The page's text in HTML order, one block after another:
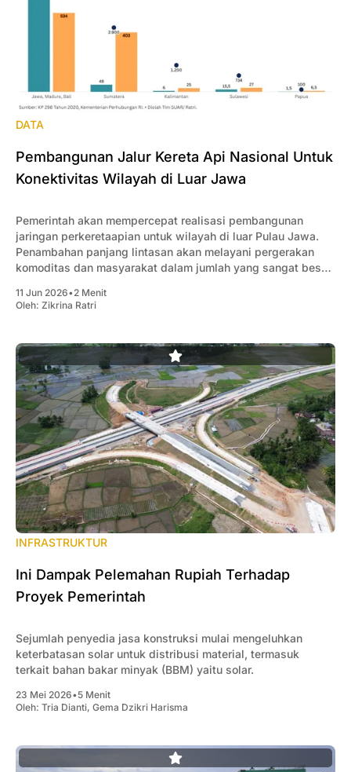
DATA
Pembangunan Jalur Kereta Api Nasional Untuk
Konektivitas Wilayah di Luar Jawa
Pemerintah akan mempercepat realisasi pembangunan
jaringan perkeretaapian untuk wilayah di luar Pulau Jawa.
Penambahan panjang lintasan akan melayani pergerakan
komoditas dan masyarakat dalam jumlah yang sangat besar
11 Jun 2026•2 Menit
Oleh: Zikrina Ratri
INFRASTRUKTUR
Ini Dampak Pelemahan Rupiah Terhadap
Proyek Pemerintah
Sejumlah penyedia jasa konstruksi mulai mengeluhkan
keterbatasan solar untuk distribusi material, termasuk
terkait bahan bakar minyak (BBM) yaitu solar.
23 Mei 2026•5 Menit
Oleh: Tria Dianti, Gema Dzikri Harisma